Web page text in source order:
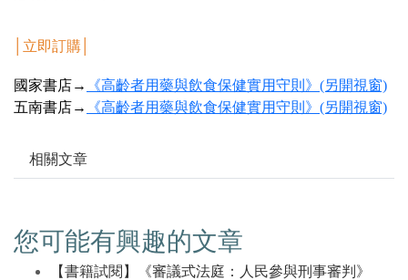
立即訂購
國家書店→
《高齡者用藥與飲食保健實用守則》(另開視窗)
五南書店→
《高齡者用藥與飲食保健實用守則》(另開視窗)
相關文章
您可能有興趣的文章
【書籍試閱】《審議式法庭：人民參與刑事審判》